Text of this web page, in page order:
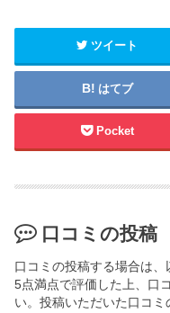
ツイート
はてブ
Pocket
口コミの投稿
口コミの投稿する場合は
5点満点で評価した上、口
い。投稿いただいた口コ